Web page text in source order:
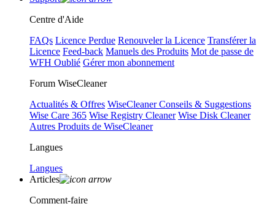
Centre d'Aide
FAQs Licence Perdue Renouveler la Licence Transférer la
Licence Feed-back Manuels des Produits Mot de passe de
WFH Oublié Gérer mon abonnement
Forum WiseCleaner
Actualités & Offres WiseCleaner Conseils & Suggestions
Wise Care 365 Wise Registry Cleaner Wise Disk Cleaner
Autres Produits de WiseCleaner
Langues
Langues
Articles
Comment-faire